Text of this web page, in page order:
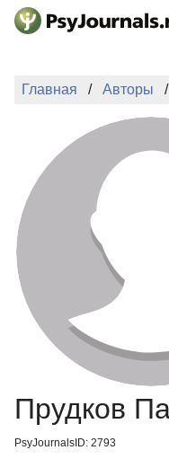
Перейти к основному
Регистрация
Главная Авторы
Прудков
PsyJournalsID: 2793